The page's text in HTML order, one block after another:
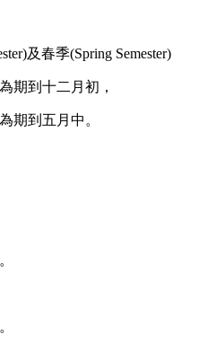
及春季(Spring Semester)
期到十二月初，
期到五月中。